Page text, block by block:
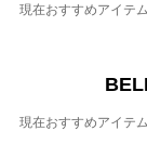
現在おすすめアイテ
現在おすすめアイテ